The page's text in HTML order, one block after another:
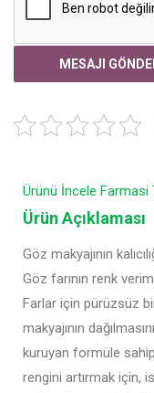
Ürünü İncele Farmasi
Ürün Açıklaması
Göz makyajının
Göz farının renk
Farlar için pürüzsüz
makyajının
kuruyan formüle
rengini artırmak için,